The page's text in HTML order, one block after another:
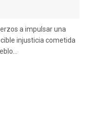
a impulsar una
injusticia cometida